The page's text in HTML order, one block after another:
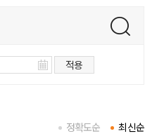
적용
최신순
정확도순